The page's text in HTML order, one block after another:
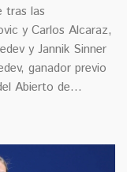
tras las
y Carlos Alcaraz,
y Jannik Sinner
ganador previo
Abierto de